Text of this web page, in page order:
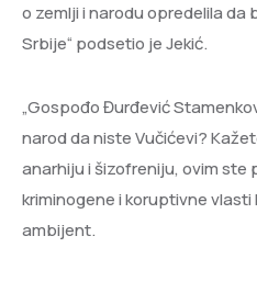
o zemlji i narodu opredelila da
Srbije“ podsetio je Jekić.
„Gospođo Đurđević
narod da niste Vučićevi?
anarhiju i šizofreniju, ovim ste
kriminogene i koruptivne vlasti
ambijent.